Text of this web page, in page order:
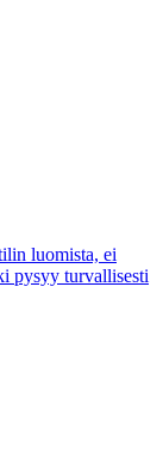
luomista, ei
pysyy turvallisesti